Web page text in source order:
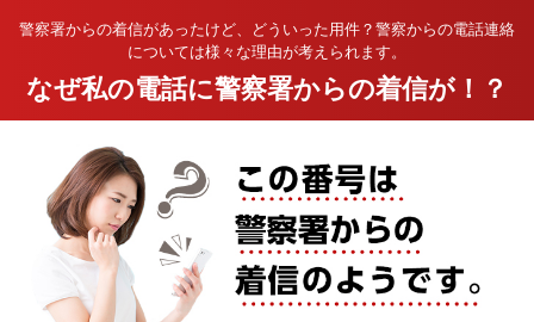
警察署からの着信があったけど、どういった用件？警察からの電話連絡
については様々な理由が考えられます。
なぜ私の電話に警察署からの着信が！？